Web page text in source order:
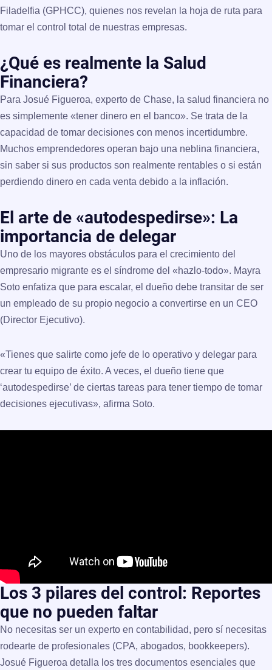
Filadelfia (GPHCC), quienes nos revelan la hoja de ruta para
tomar el control total de nuestras empresas.
¿Qué es realmente la Salud
Financiera?
Para Josué Figueroa, experto de Chase, la salud financiera no
es simplemente «tener dinero en el banco». Se trata de la
capacidad de tomar decisiones con menos incertidumbre.
Muchos emprendedores operan bajo una neblina financiera,
sin saber si sus productos son realmente rentables o si están
perdiendo dinero en cada venta debido a la inflación.
El arte de «autodespedirse»: La
importancia de delegar
Uno de los mayores obstáculos para el crecimiento del
empresario migrante es el síndrome del «hazlo-todo». Mayra
Soto enfatiza que para escalar, el dueño debe transitar de ser
un empleado de su propio negocio a convertirse en un CEO
(Director Ejecutivo).
«Tienes que salirte como jefe de lo operativo y delegar para
crear tu equipo de éxito. A veces, el dueño tiene que
‘autodespedirse’ de ciertas tareas para tener tiempo de tomar
decisiones ejecutivas», afirma Soto.
Los 3 pilares del control: Reportes
que no pueden faltar
No necesitas ser un experto en contabilidad, pero sí necesitas
rodearte de profesionales (CPA, abogados, bookkeepers).
Josué Figueroa detalla los tres documentos esenciales que